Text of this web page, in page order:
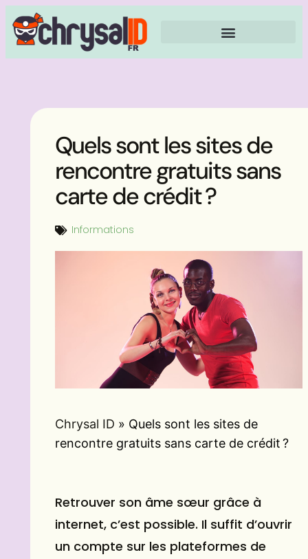
Quels sont les sites de
rencontre gratuits sans
carte de crédit ?
Informations
Chrysal ID » Quels sont les sites de
rencontre gratuits sans carte de crédit ?
Retrouver son âme sœur grâce à
internet, c’est possible. Il suffit d’ouvrir
un compte sur les plateformes de